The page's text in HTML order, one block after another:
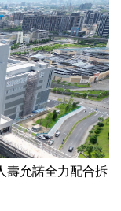
允諾全力配合拆